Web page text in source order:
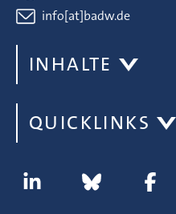
info[at]badw.de
INHALTE
QUICKLINKS